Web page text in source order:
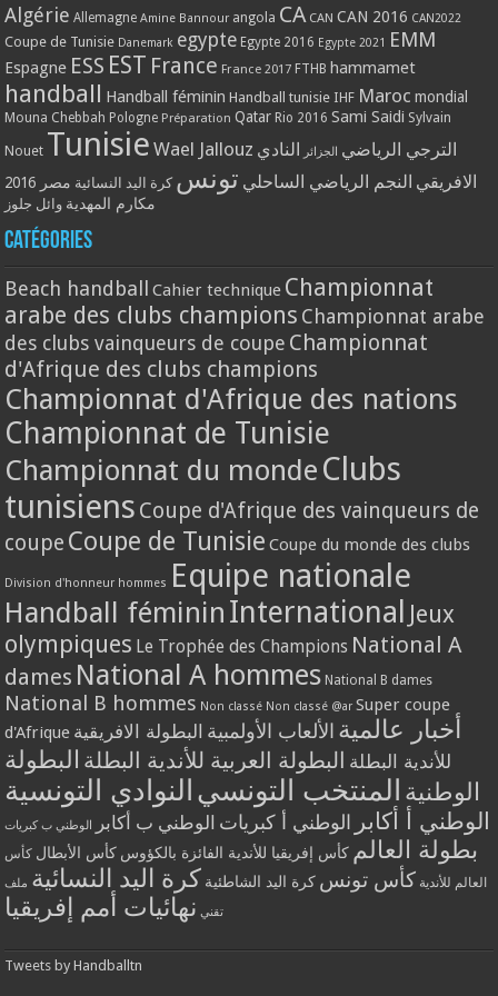
Algérie Allemagne Amine Bannour angola CA CAN CAN 2016 CAN2022
Coupe de Tunisie Danemark egypte Egypte 2016 Egypte 2021 EMM
Espagne ESS EST France France 2017 FTHB hammamet
handball Handball féminin Handball tunisie IHF Maroc mondial
Mouna Chebbah Pologne Préparation Qatar Rio 2016 Sami Saidi Sylvain
Nouet Tunisie Wael Jallouz الترجي الرياضي الجزائر
النادي
الافريقي النجم الرياضي الساحلي تونس كرة اليد النسائية مصر 2016
مكارم المهدية وائل جلوز
Catégories
Beach handball Cahier technique Championnat
arabe des clubs champions Championnat arabe
des clubs vainqueurs de coupe Championnat
d'Afrique des clubs champions
Championnat d'Afrique des nations
Championnat de Tunisie
Championnat du monde Clubs
tunisiens Coupe d'Afrique des vainqueurs de
coupe Coupe de Tunisie Coupe du monde des clubs
Division d'honneur hommes Equipe nationale
Handball féminin International
Jeux
olympiques Le Trophée des Champions National A
dames National A hommes National B dames
National B hommes Non classé Non classé @ar Super coupe
d'Afrique
أخبار عالمية الألعاب الأولمبية البطولة الافريقية
للأندية البطلة البطولة العربية للأندية البطلة البطولة
الوطنية المنتخب التونسي النوادي التونسية
الوطني أ أكابر الوطني أ كبريات الوطني ب أكابر الوطني ب كبريات
بطولة العالم كأس إفريقيا للأندية الفائزة بالكؤوس كأس الأبطال كأس
العالم للأندية كأس تونس كرة اليد الشاطئية كرة اليد النسائية ملف
تقني نهائيات أمم إفريقيا
Tweets by Handballtn